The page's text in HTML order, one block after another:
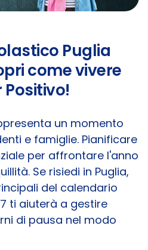
Puglia
come vivere
Positivo!
un momento
e famiglie. Pianificare
per affrontare l'anno
Se risiedi in Puglia,
del calendario
ti aiuterà a gestire
di pausa nel modo